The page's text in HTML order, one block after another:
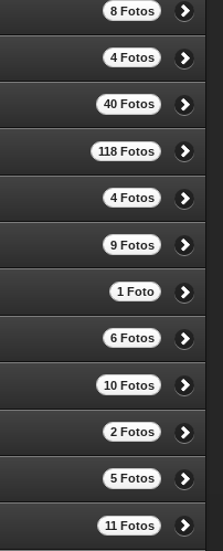
8 Fotos
4 Fotos
40 Fotos
118 Fotos
4 Fotos
9 Fotos
1 Foto
6 Fotos
10 Fotos
2 Fotos
5 Fotos
11 Fotos